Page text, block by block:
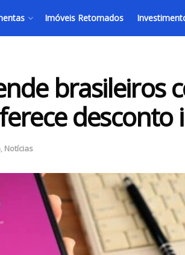
Imóveis Retomados
brasileiros
, Notícias